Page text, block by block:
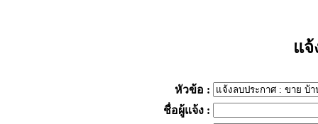
แจ้
หัวข้อ :
ชื่อผู้แจ้ง :